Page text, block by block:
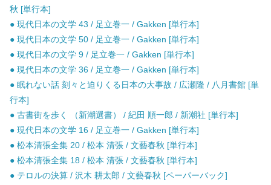
秋 [単行本]
● 現代日本の文学 43 / 足立巻一 / Gakken [単行本]
● 現代日本の文学 50 / 足立巻一 / Gakken [単行本]
● 現代日本の文学 9 / 足立巻一 / Gakken [単行本]
● 現代日本の文学 36 / 足立巻一 / Gakken [単行本]
● 眠れない話 刻々と迫りくる日本の大事故 / 広瀬隆 / 八月書館 [単
行本]
● 古書街を歩く （新潮選書） / 紀田 順一郎 / 新潮社 [単行本]
● 現代日本の文学 16 / 足立巻一 / Gakken [単行本]
● 松本清張全集 20 / 松本 清張 / 文藝春秋 [単行本]
● 松本清張全集 18 / 松本 清張 / 文藝春秋 [単行本]
● テロルの決算 / 沢木 耕太郎 / 文藝春秋 [ペーパーバック]